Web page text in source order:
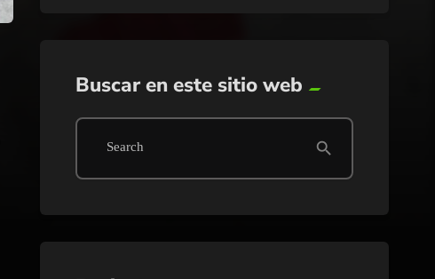
Buscar en este sitio web
Search search